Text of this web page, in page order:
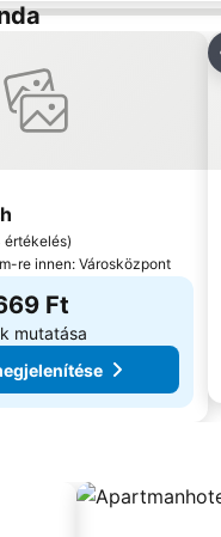
a kedvencekhez
értékelés)
re innen: Városközpont
Ft
mutatása